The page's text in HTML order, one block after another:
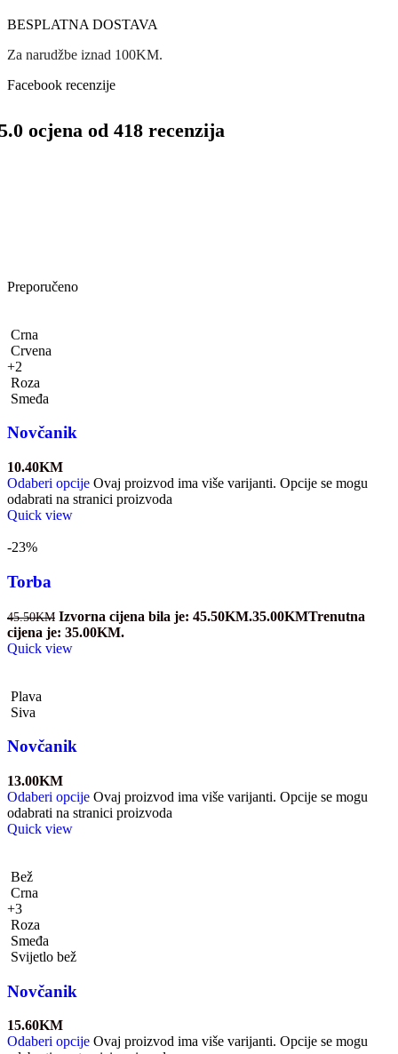
BESPLATNA DOSTAVA
Za narudžbe iznad 100KM.
Facebook recenzije
ocjena od 418 recenzija
Preporučeno
Crna
Crvena
+2
Roza
Smeđa
Novčanik
10.40KM
Odaberi opcije Ovaj proizvod ima više varijanti. Opcije se mogu
odabrati na stranici proizvoda
Quick view
-23%
Torba
45.50KM Izvorna cijena bila je: 45.50KM.35.00KMTrenutna
cijena je: 35.00KM.
Quick view
Plava
Siva
Novčanik
13.00KM
Odaberi opcije Ovaj proizvod ima više varijanti. Opcije se mogu
odabrati na stranici proizvoda
Quick view
Bež
Crna
+3
Roza
Smeđa
Svijetlo bež
Novčanik
15.60KM
Odaberi opcije Ovaj proizvod ima više varijanti. Opcije se mogu